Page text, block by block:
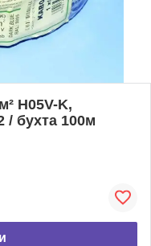
H05V-K,
/ бухта 100м